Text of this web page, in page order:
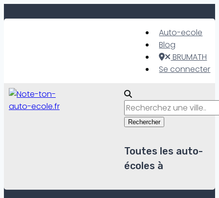
to
Auto-ecole
Blog
BRUMATH
Se connecter
Rechercher
Toutes les auto-
écoles à